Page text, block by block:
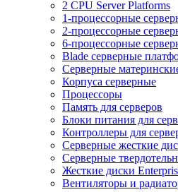
2 CPU Server Platforms
1-процессорные
2-процессорные
6-процессорные
Blade серверные
Серверные
Корпуса серверные
Процессоры
Память для серверов
Блоки питания для
Контроллеры для
Серверные жесткие
Серверные
Жесткие диски
Вентиляторы и